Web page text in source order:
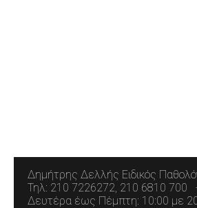
Δημήτρης Δελλής Ειδικός
Τηλ: 210 7226272, 210 6810 700
Δευτέρα έως Πέμπτη: 10:00 με